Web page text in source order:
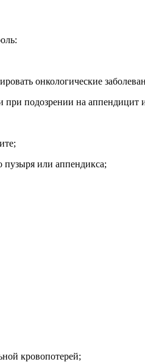
онкологические
при подозрении на аппендицит
пузыря или аппендикса;
кровопотерей;